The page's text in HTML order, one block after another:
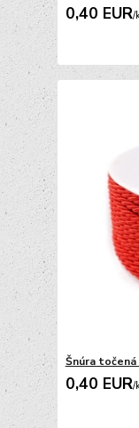
0,40 EUR/
Šnúra točená
0,40 EUR/